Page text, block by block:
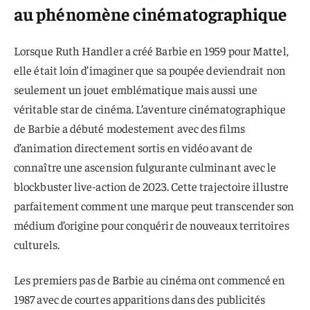
au phénomène cinématographique
Lorsque Ruth Handler a créé Barbie en 1959 pour Mattel,
elle était loin d’imaginer que sa poupée deviendrait non
seulement un jouet emblématique mais aussi une
véritable star de cinéma. L’aventure cinématographique
de Barbie a débuté modestement avec des films
d’animation directement sortis en vidéo avant de
connaître une ascension fulgurante culminant avec le
blockbuster live-action de 2023. Cette trajectoire illustre
parfaitement comment une marque peut transcender son
médium d’origine pour conquérir de nouveaux territoires
culturels.
Les premiers pas de Barbie au cinéma ont commencé en
1987 avec de courtes apparitions dans des publicités